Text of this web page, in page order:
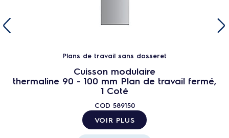
Plans de travail sans dosseret
Cuisson modulaire
thermaline 90 - 100 mm Plan de travail fermé,
1 Coté
COD 589150
VOIR PLUS